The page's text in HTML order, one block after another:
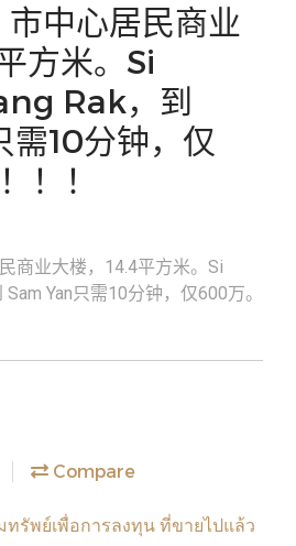
中心居民商业
方米。Si
Rak，到
10分钟，仅
！！
商业大楼，14.4平方米。Si
Sam Yan只需10分钟，仅600万。
Compare
ทรัพย์เพื่อการลงทุน ที่ขายไปแล้ว